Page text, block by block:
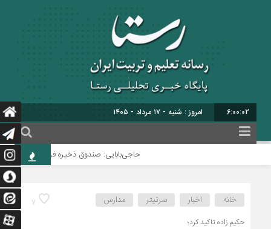
6:00:03 امروز : شنبه - ۱۷ مرداد - ۱۴۰۵
حاجی‌بابایی: صندوق ذخیره فرهنگیان
7 خانه اخبار سرتیتر مدارس
حکیم زاده تاکید کرد؛